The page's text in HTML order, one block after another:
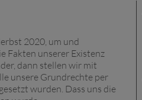
2020, um und
Fakten unserer Existenz
dann stellen wir mit
unsere Grundrechte per
wurden. Dass uns die